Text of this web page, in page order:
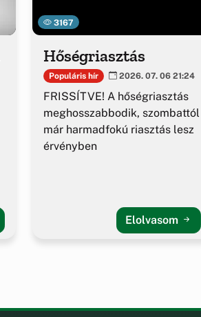
3167
Hőségriasztás
Populáris hír 2026. 07. 06 21:24
FRISSÍTVE! A hőségriasztás
meghosszabbodik, szombattól
már harmadfokú riasztás lesz
érvényben
Elolvasom